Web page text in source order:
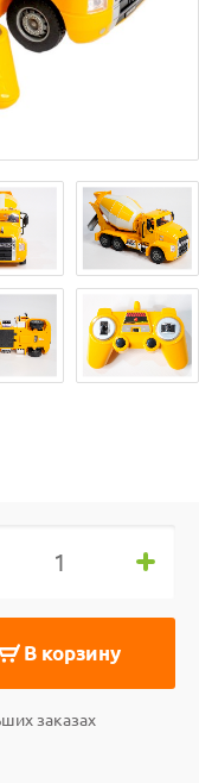
В корзину
заказах